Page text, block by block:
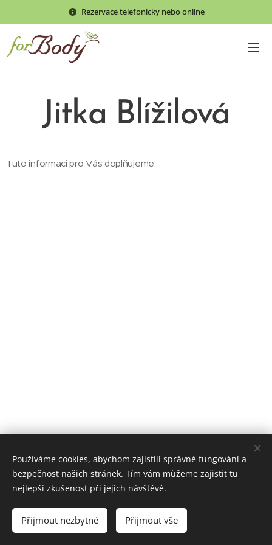
Rezervace telefonicky nebo online
Jitka Blížilová
Tuto informaci pro Vás doplňujeme.
© 2025 Centrum pohybu a zdraví, Sedláčkova 472/6, Písek, 397 01
Ochrana osobních údajů
Cookies
Používáme cookies, abychom zajistili správné fungování a
bezpečnost našich stránek. Tím vám můžeme zajistit tu
nejlepší zkušenost při jejich návštěvě.
Přijmout nezbytné Přijmout vše